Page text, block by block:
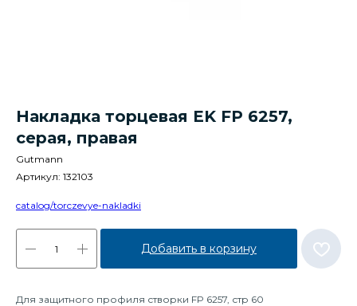
Накладка торцевая EK FP 6257,
серая, правая
Gutmann
Артикул: 132103
catalog/torczevye-nakladki
Добавить в корзину
Для защитного профиля створки FP 6257, стр 60